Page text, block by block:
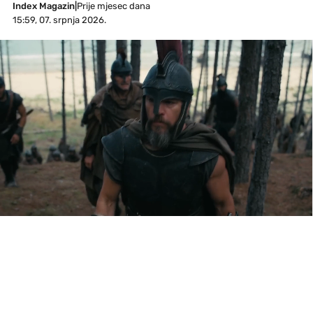
Index Magazin
Prije mjesec dana
15:59, 07. srpnja 2026.